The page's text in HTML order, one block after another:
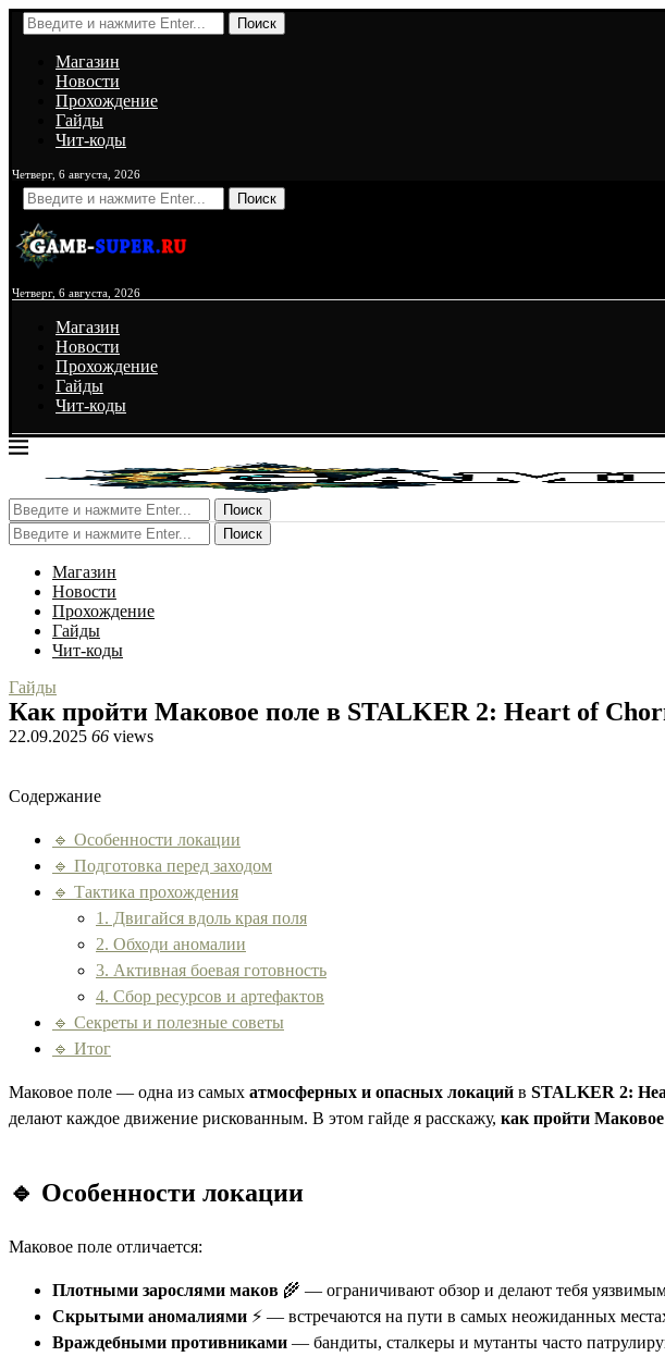
Поиск
Магазин
Новости
Прохождение
Гайды
Чит-коды
Четверг, 6 августа, 2026
Поиск
Четверг, 6 августа, 2026
Магазин
Новости
Прохождение
Гайды
Чит-коды
Поиск
Поиск
Магазин
Новости
Прохождение
Гайды
Чит-коды
Гайды
Как пройти Маковое поле в STALKER 2: Heart of
22.09.2025 66 views
Содержание
🔹 Особенности локации
🔹 Подготовка перед заходом
🔹 Тактика прохождения
1. Двигайся вдоль края поля
2. Обходи аномалии
3. Активная боевая готовность
4. Сбор ресурсов и артефактов
🔹 Секреты и полезные советы
🔹 Итог
Маковое поле — одна из самых атмосферных и опасных локаций в STALKER 2:
делают каждое движение рискованным. В этом гайде я расскажу, как пройти
🔹 Особенности локации
Маковое поле отличается:
Плотными зарослями маков 🌾 — ограничивают обзор и делают тебя
Скрытыми аномалиями ⚡ — встречаются на пути в самых неожиданных
Враждебными противниками — бандиты, сталкеры и мутанты часто